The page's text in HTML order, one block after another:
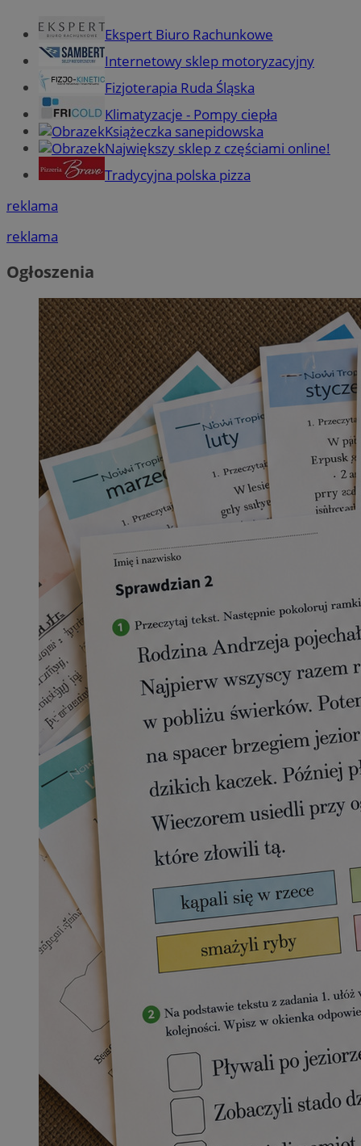
Ekspert Biuro Rachunkowe
Internetowy sklep motoryzacyjny
Fizjoterapia Ruda Śląska
Klimatyzacje - Pompy ciepła
Książeczka sanepidowska
Największy sklep z częściami online!
Tradycyjna polska pizza
reklama
reklama
Ogłoszenia